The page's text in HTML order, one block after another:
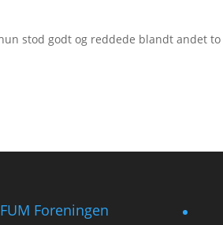
stod godt og reddede blandt andet to
Foreningen